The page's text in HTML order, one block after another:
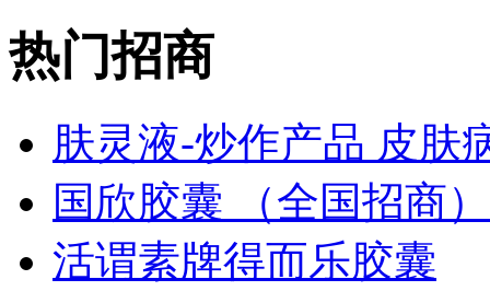
热门招商
肤灵液-炒作产品 皮肤
国欣胶囊 （全国招商）
活谓素牌得而乐胶囊